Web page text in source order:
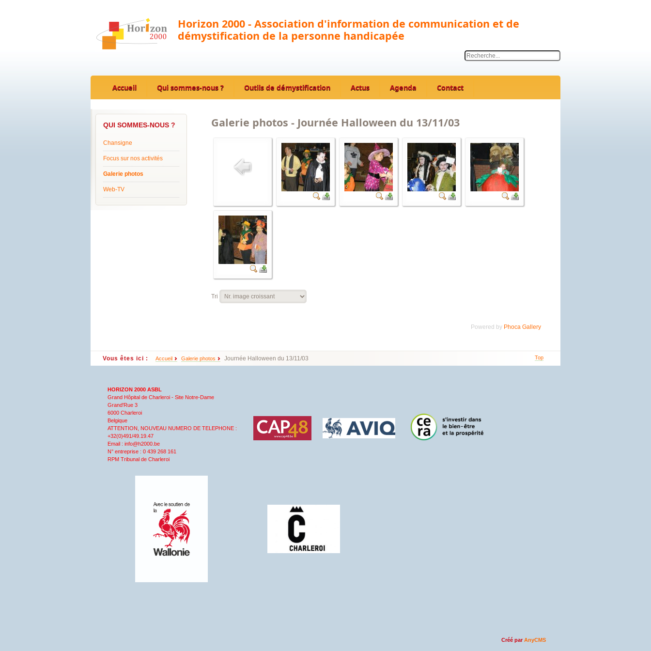
Horizon 2000 - Association d'information de communication et de
démystification de la personne handicapée
Accueil Qui sommes-nous ? Outils de démystification Actus Agenda Contact
Galerie photos - Journée Halloween du 13/11/03
Tri
Powered by Phoca Gallery
QUI SOMMES-NOUS ?
Chansigne
Focus sur nos activités
Galerie photos
Web-TV
Vous êtes ici : Accueil Galerie photos Journée Halloween du 13/11/03 Top
HORIZON 2000 ASBL
Grand Hôpital de Charleroi - Site Notre-Dame
Grand'Rue 3
6000 Charleroi
Belgique
ATTENTION, NOUVEAU NUMERO DE TELEPHONE :
+32(0)491/49.19.47
Email : info@h2000.be
N° entreprise : 0 439 268 161
RPM Tribunal de Charleroi
Créé par AnyCMS